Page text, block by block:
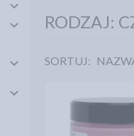
RODZAJ:
SORTUJ: